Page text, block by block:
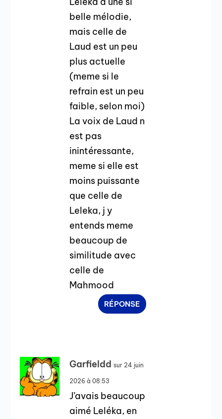
belle mélodie,
mais celle de
Laud est un peu
plus actuelle
(meme si le
refrain est un peu
faible, selon moi)
La voix de Laud n
est pas
inintéressante,
meme si elle est
moins puissante
que celle de
Leleka, j y
entends meme
beaucoup de
similitude avec
celle de
Mahmood
RÉPONSE
Garfieldd sur 24 juin
2026 à 08:53
J’avais beaucoup
aimé Leléka, en